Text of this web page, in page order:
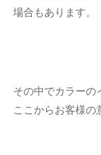
場合もあります。
その中でカラーの
ここからお客様の